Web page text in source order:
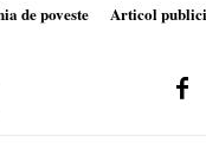
de poveste Articol